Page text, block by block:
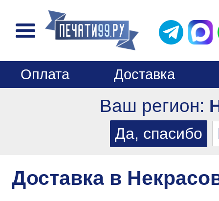
Оплата Доставка
Ваш регион:
Доставка в